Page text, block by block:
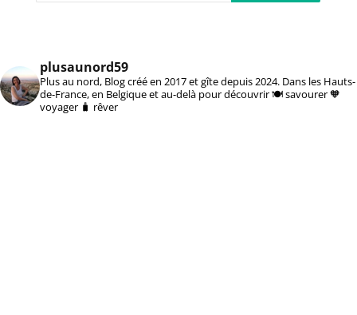
plusaunord59
Plus au nord, Blog créé en 2017 et gîte depuis 2024. Dans les Hauts-
de-France, en Belgique et au-delà pour découvrir 🍽️ savourer 🧡
voyager 🧳 rêver